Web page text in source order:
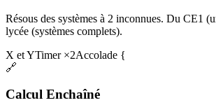
Résous des systèmes à 2 inconnues. Du CE1
lycée (systèmes complets).
X et YTimer ×2Accolade {
🔗
Calcul Enchaîné